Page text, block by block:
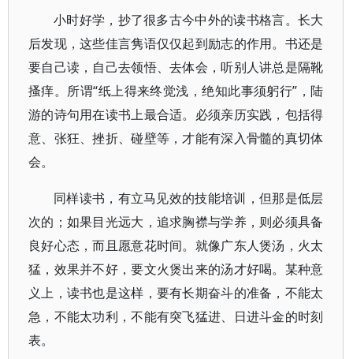
小时好学，抄了很多古今中外的读书格言。长大
后发现，这些佳言隽语仅仅起到励志的作用。书还是
要自己读，自己去领悟、去体会，听别人讲总是隔靴
搔痒。所谓“纸上得来终觉浅，绝知此事须躬行”，陆
游的诗句用在读书上最合适。必须亲历实践，包括得
意、张狂、挫折、碰壁等，才能有深入骨髓的真切体
会。
同样读书，有立马见效的技能培训，但那是低层
次的；如果目光远大，追求胸襟与学养，则必须具备
良好心态，而且愿意花时间。就像广东人煲汤，火太
猛，效果并不好，要文火煲出来的汤才好喝。某种意
义上，读书也是这样，要有长期奋斗的准备，不能太
急，不能太功利，不能有突飞猛进、日进斗金的时刻
表。